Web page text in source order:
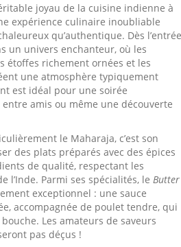
joyau de la cuisine indienne à
expérience culinaire inoubliable
qu’authentique. Dès
un univers enchanteur, où les
étoffes richement ornées et les
une atmosphère typiquement
est idéal pour une soirée
amis ou même une découverte
le Maharaja, c’est son
des plats préparés avec des épices
de qualité, respectant les
l’Inde. Parmi ses spécialités, le Butter
exceptionnel : une sauce
accompagnée de poulet tendre, qui
Les amateurs de saveurs
pas déçus !